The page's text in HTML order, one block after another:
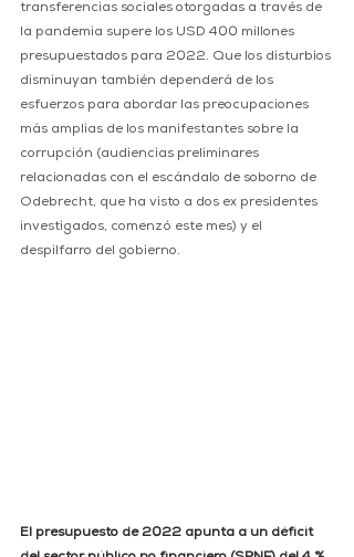
transferencias sociales otorgadas a través de
la pandemia supere los USD 400 millones
presupuestados para 2022. Que los disturbios
disminuyan también dependerá de los
esfuerzos para abordar las preocupaciones
más amplias de los manifestantes sobre la
corrupción (audiencias preliminares
relacionadas con el escándalo de soborno de
Odebrecht, que ha visto a dos ex presidentes
investigados, comenzó este mes) y el
despilfarro del gobierno.
El presupuesto de 2022 apunta a un déficit